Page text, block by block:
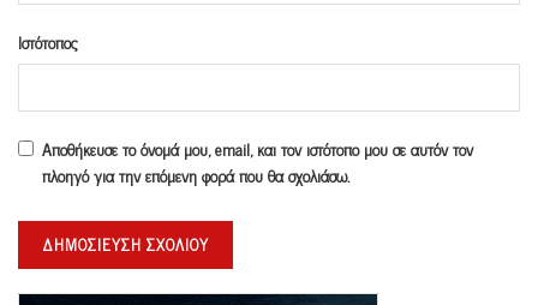
Ιστότοπος
Αποθήκευσε το όνομά μου, email, και τον ιστότοπο μου σε αυτόν τον
πλοηγό για την επόμενη φορά που θα σχολιάσω.